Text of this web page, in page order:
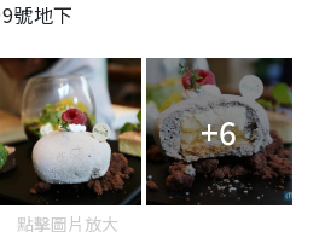
號地下
+6
點擊圖片放大